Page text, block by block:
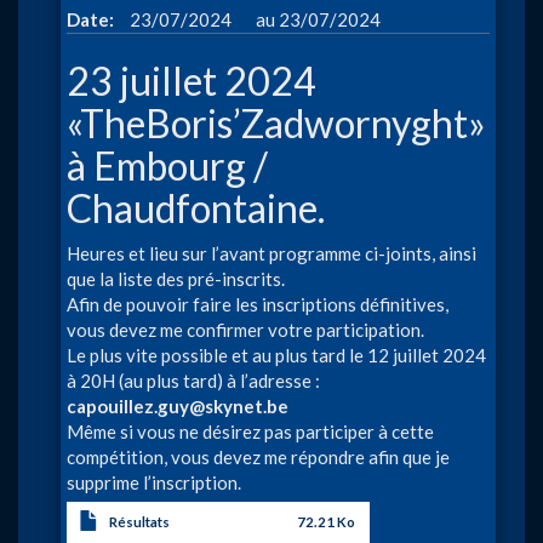
Date 23/07/2024 à
23/07/2024
23 juillet 2024
«TheBoris’Zadwornyght»
à Embourg /
Chaudfontaine.
Heures et lieu sur l’avant programme ci-joints, ainsi
que la liste des pré-inscrits.
Afin de pouvoir faire les inscriptions définitives,
vous devez me confirmer votre participation.
Le plus vite possible et au plus tard le 12 juillet 2024
à 20H (au plus tard) à l’adresse :
capouillez.guy@skynet.be
Même si vous ne désirez pas participer à cette
compétition, vous devez me répondre afin que je
supprime l’inscription.
Résultats 72.21 Ko